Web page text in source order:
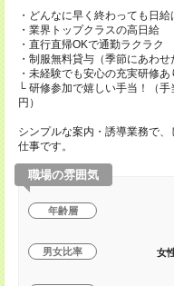
・どんなに早く終わっても日
・業界トップクラスの高日給
・直行直帰OKで通勤ラクラク
・制服無料貸与（季節にあわせ
・未経験でも安心の充実研修
└ 研修参加で嬉しい手当！（
円）
シンプルな案内・誘導業務で
仕事です。
職場の雰囲気
年齢層
男女比率 女